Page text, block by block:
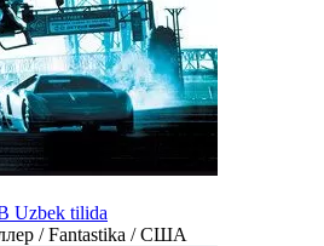
tilida
/ Fantastika / США